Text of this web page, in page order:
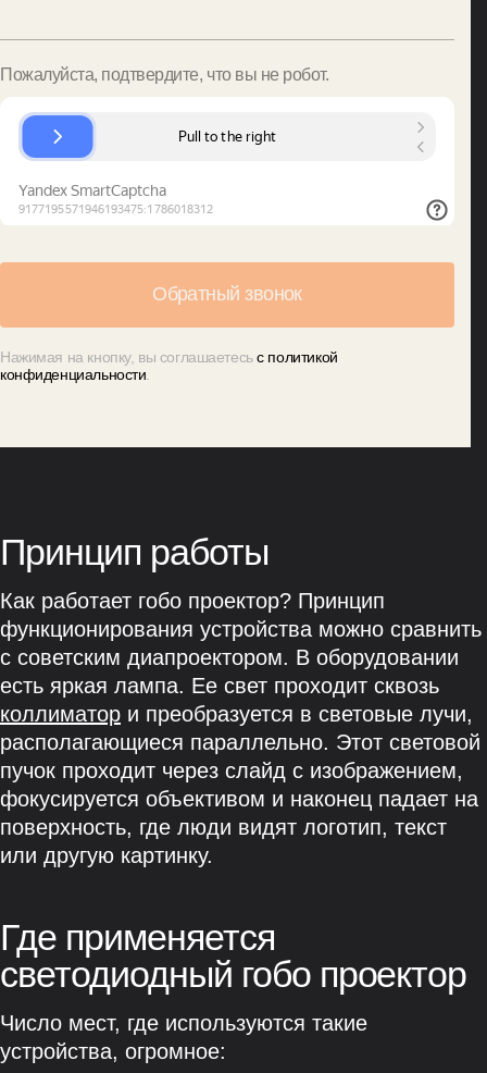
Пожалуйста, подтвердите, что вы не робот.
Нажимая на кнопку, вы соглашаетесьс политикой
конфиденциальности
Принцип работы
Как работает гобо проектор? Принцип
функционирования устройства можно сравнить
с советским диапроектором. В оборудовании
есть яркая лампа. Ее свет проходит сквозь
коллиматор и преобразуется в световые лучи,
располагающиеся параллельно. Этот световой
пучок проходит через слайд с изображением,
фокусируется объективом и наконец падает на
поверхность, где люди видят логотип, текст
или другую картинку.
Где применяется
светодиодный гобо проектор
Число мест, где используются такие
устройства, огромное: